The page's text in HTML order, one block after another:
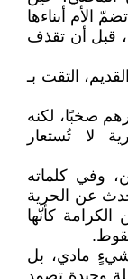
الأم أبناءها
قبل أن تقذف
التقت بـ
صخبًا، لكنه
لا تُستعار
وفي كلماته
عن الحرية
كأنّها
لشيءٍ مادي، بل